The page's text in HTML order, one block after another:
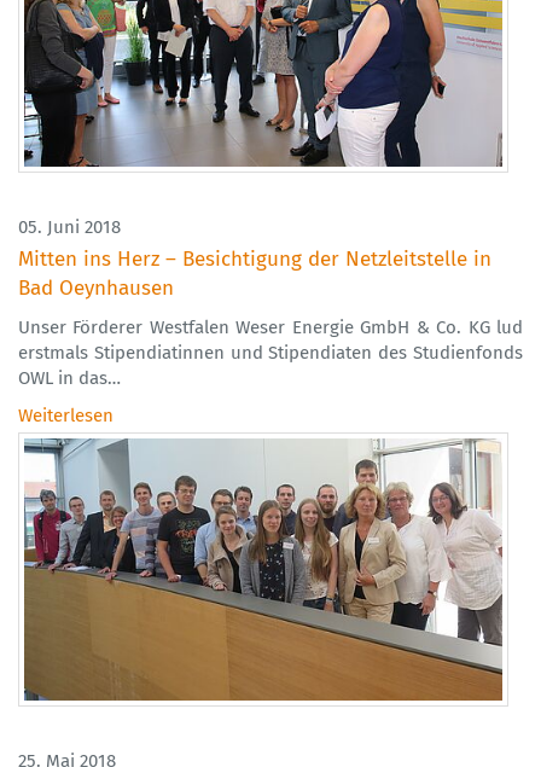
05. Juni 2018
Mitten ins Herz – Besichtigung der Netzleitstelle in
Bad Oeynhausen
Unser Förderer Westfalen Weser Energie GmbH & Co. KG lud
erstmals Stipendiatinnen und Stipendiaten des Studienfonds
OWL in das…
Weiterlesen
25. Mai 2018